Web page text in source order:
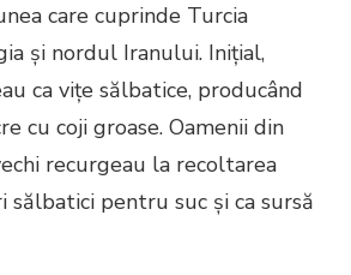
care cuprinde Turcia
și nordul Iranului. Inițial,
ca vițe sălbatice, producând
cu coji groase. Oamenii din
recurgeau la recoltarea
sălbatici pentru suc și ca sursă